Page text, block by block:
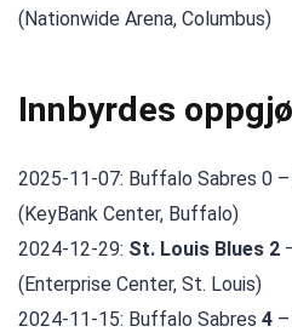
(Nationwide Arena, Columbus)
Innbyrdes
2025-11-07: Buffalo Sabres 0 –
(KeyBank Center, Buffalo)
2024-12-29: St. Louis Blues 2
(Enterprise Center, St. Louis)
2024-11-15: Buffalo Sabres 4